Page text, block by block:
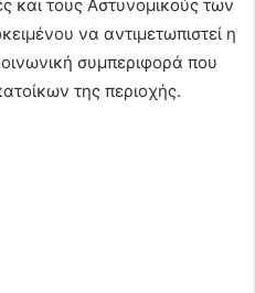
και τους Αστυνομικούς των
να αντιμετωπιστεί η
συμπεριφορά που
της περιοχής.